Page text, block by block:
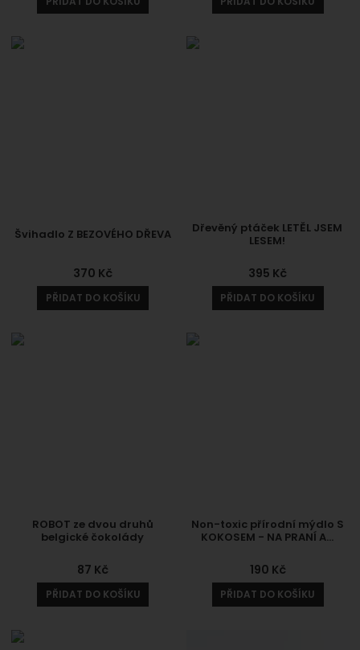
Švihadlo Z BEZOVÉHO DŘEVA
370 Kč
PŘIDAT DO KOŠÍKU
Dřevěný ptáček LETĚL JSEM
LESEM!
395 Kč
PŘIDAT DO KOŠÍKU
ROBOT ze dvou druhů
belgické čokolády
87 Kč
PŘIDAT DO KOŠÍKU
Non-toxic přírodní mýdlo S
KOKOSEM - NA PRANÍ A…
190 Kč
PŘIDAT DO KOŠÍKU